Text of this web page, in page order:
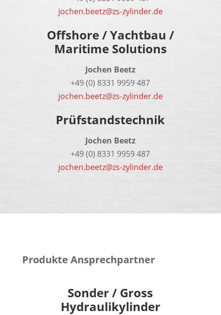
jochen.beetz@zs-zylinder.de
Offshore / Yachtbau /
Maritime Solutions
Jochen Beetz
+49 (0) 8331 9959 487
jochen.beetz@zs-zylinder.de
Prüfstandstechnik
Jochen Beetz
+49 (0) 8331 9959 487
jochen.beetz@zs-zylinder.de
Produkte Ansprechpartner
Sonder / Gross
Hydraulikylinder